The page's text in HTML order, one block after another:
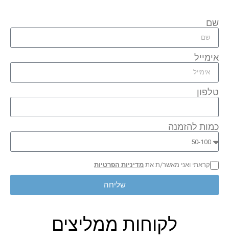
שם
אימייל
טלפון
כמות להזמנה
קראתי ואני מאשר/ת את מדיניות הפרטיות
שליחה
לקוחות ממליצים